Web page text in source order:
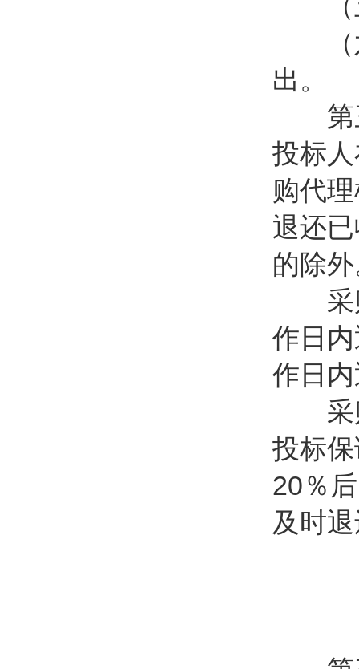
（六
出。
第
投标
购代
退还
的除
采购
作日
作日
采购
投标
20％
及时